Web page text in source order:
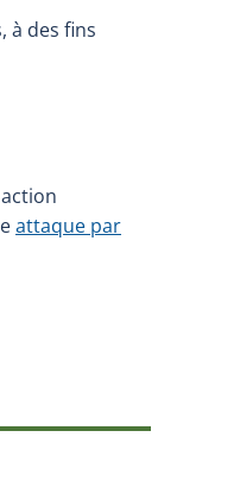
à des fins
attaque par
dans une nouvelle fenêtre.)